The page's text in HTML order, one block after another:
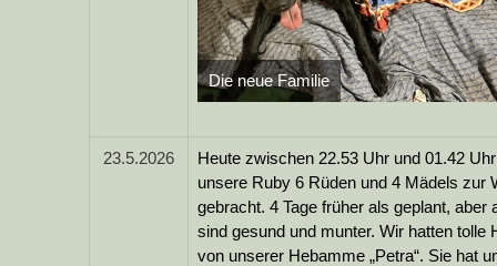
Die neue Familie
23.5.2026
Heute zwischen 22.53 Uhr und 01.42
unsere Ruby 6 Rüden und 4 Mädels zur
gebracht. 4 Tage früher als geplant, aber
sind gesund und munter. Wir hatten tolle
von unserer Hebamme „Petra“. Sie hat